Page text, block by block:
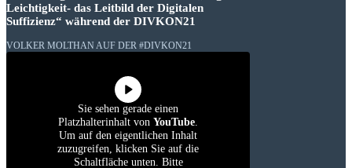
Leichtigkeit- das Leitbild der Digitalen
Suffizienz“ während der DIVKON21
VOLKER MOLTHAN AUF DER #DIVKON21
Sie sehen gerade einen
Platzhalterinhalt von YouTube.
Um auf den eigentlichen Inhalt
zuzugreifen, klicken Sie auf die
Schaltfläche unten. Bitte